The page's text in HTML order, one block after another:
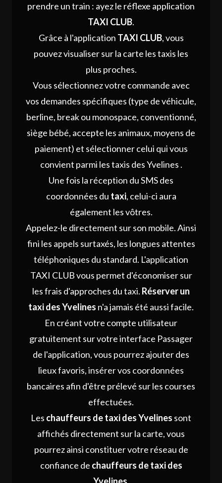
prendre un train : ayez le réflexe application
TAXI CLUB.
Grâce à l'application TAXI CLUB, vous
pouvez visualiser sur la carte les taxis les
plus proches.
Vous sélectionnez votre commande avec
vos demandes spécifiques (type de véhicule,
berline, break ou monospace, conventionné,
siège bébé, accepte les animaux, moyens de
paiement) et sélectionner celui qui vous
convient parmi les taxis des Yvelines .
Une fois la réception du SMS des
coordonnées du taxi, celui-ci aura
également les vôtres.
Appelez-le directement sur son mobile. Ainsi
fini les appels surtaxés, les longues attentes
téléphoniques du standard. L'application
TAXI CLUB vous permet d'économiser sur
les frais d'approches du taxi. Réserver un
taxi des Yvelines n'a jamais été aussi facile.
En créant votre compte utilisateur
gratuitement sur votre interface Passager
de l'application, vous pourrez ajouter des
lieux favoris, insérer vos coordonnées
bancaires afin d'être prélevé sur les courses
effectuées.
Les chauffeurs de taxi des Yvelines sont
affichés directement sur la carte, vous
pourrez ainsi constituer votre réseau de
confiance de chauffeurs de taxi des